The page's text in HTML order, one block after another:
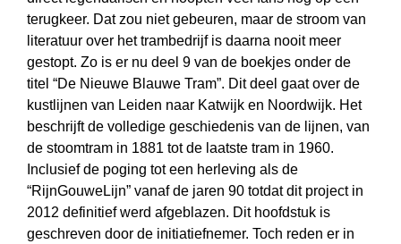
terugkeer. Dat zou niet gebeuren, maar de stroom van
literatuur over het trambedrijf is daarna nooit meer
gestopt. Zo is er nu deel 9 van de boekjes onder de
titel “De Nieuwe Blauwe Tram”. Dit deel gaat over de
kustlijnen van Leiden naar Katwijk en Noordwijk. Het
beschrijft de volledige geschiedenis van de lijnen, van
de stoomtram in 1881 tot de laatste tram in 1960.
Inclusief de poging tot een herleving als de
“RijnGouweLijn” vanaf de jaren 90 totdat dit project in
2012 definitief werd afgeblazen. Dit hoofdstuk is
geschreven door de initiatiefnemer. Toch reden er in